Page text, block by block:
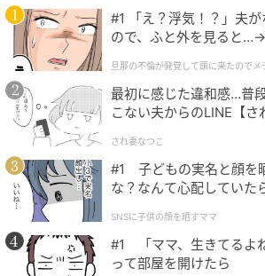
画像：博多あや.
店内のドアから照明、飾られている
ン、さらにはおしゃれな壁紙まで、
品なのだそう！
#1 「え？浮気！？」夫
ので、ふと外を見ると
クチャにしてやった
旦那の不倫が発覚して頭に来たので
最初に感じた違和感…普
こない夫からのLINE【さ
され妻なつこ
#1 子どもの実名と顔を
な？なんて心配していた
SNSに子供の顔を晒すママ
#1 「ママ、生きてるよ
って部屋を開けたら